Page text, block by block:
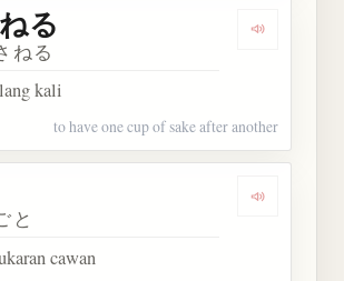
Dengarkan
る
ねる
kali
to have one cup of sake after another
Dengarkan
と
cawan